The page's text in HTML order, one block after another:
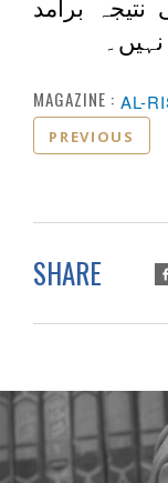
برآمد
MAGAZINE : AL-
PREVIOUS
SHARE